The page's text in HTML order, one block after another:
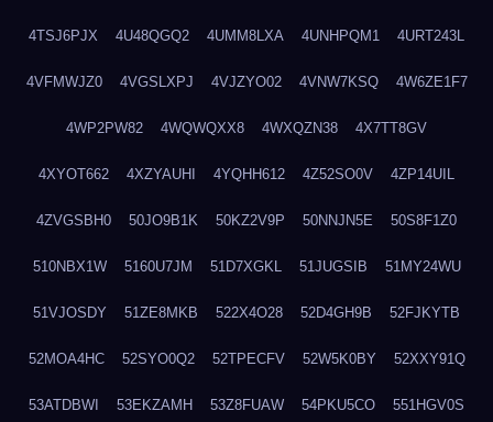
4TSJ6PJX 4U48QGQ2 4UMM8LXA 4UNHPQM1 4URT243L
4VFMWJZ0 4VGSLXPJ 4VJZYO02 4VNW7KSQ 4W6ZE1F7
4WP2PW82 4WQWQXX8 4WXQZN38 4X7TT8GV
4XYOT662 4XZYAUHI 4YQHH612 4Z52SO0V 4ZP14UIL
4ZVGSBH0 50JO9B1K 50KZ2V9P 50NNJN5E 50S8F1Z0
510NBX1W 5160U7JM 51D7XGKL 51JUGSIB 51MY24WU
51VJOSDY 51ZE8MKB 522X4O28 52D4GH9B 52FJKYTB
52MOA4HC 52SYO0Q2 52TPECFV 52W5K0BY 52XXY91Q
53ATDBWI 53EKZAMH 53Z8FUAW 54PKU5CO 551HGV0S